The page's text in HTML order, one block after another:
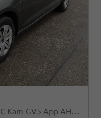
Basis 2.0TDI Sport Edition ACC Kam GV5 App AHK Reling